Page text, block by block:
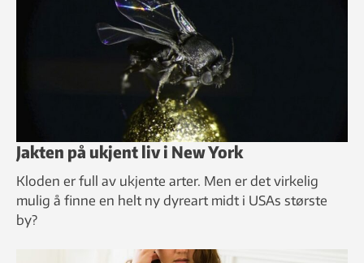
Jakten på ukjent liv i New York
Kloden er full av ukjente arter. Men er det virkelig
mulig å finne en helt ny dyreart midt i USAs største
by?